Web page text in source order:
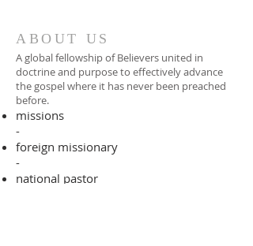
ABOUT US
A global fellowship of Believers united in
doctrine and purpose to effectively advance
the gospel where it has never been preached
before.​
missions
-
foreign missionary
-
national pastor